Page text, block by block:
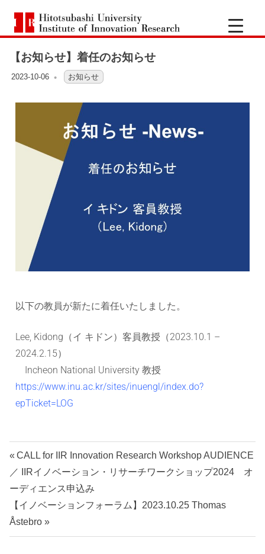
橋
学
イ
ー
ョ
研
セ
タ
ー
Hitotsubashi
Institute
of
Research
【お知らせ】着任のお知らせ
2023-10-06 OFO3_TESTIIR
お知らせ
以下の教員が新たに着任いたしました。
Lee, Kidong（イ キドン）客員教授（2023.10.1 –
2024.2.15）
Incheon National University 教授
https://www.inu.ac.kr/sites/inuengl/index.do?
epTicket=LOG
CALL for IIR Innovation Research Workshop AUDIENCE
／ IIRイノベーション・リサーチワークショップ2024 オ
ーディエンス申込み
【イノベーションフォーラム】2023.10.25 Thomas
Åstebro